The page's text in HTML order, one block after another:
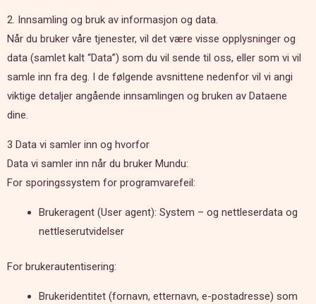
2. Innsamling og bruk av informasjon og data.
Når du bruker våre tjenester, vil det være visse opplysninger og
data (samlet kalt “Data”) som du vil sende til oss, eller som vi vil
samle inn fra deg. I de følgende avsnittene nedenfor vil vi angi
viktige detaljer angående innsamlingen og bruken av Dataene
dine.
3 Data vi samler inn og hvorfor
Data vi samler inn når du bruker Mundu:
For sporingssystem for programvarefeil:
Brukeragent (User agent): System – og nettleserdata og
nettleserutvidelser
For brukerautentisering:
Brukeridentitet (fornavn, etternavn, e-postadresse) som